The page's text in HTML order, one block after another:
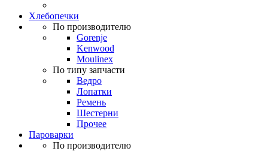
Хлебопечки
По производителю
Gorenje
Kenwood
Moulinex
По типу запчасти
Ведро
Лопатки
Ремень
Шестерни
Прочее
Пароварки
По производителю